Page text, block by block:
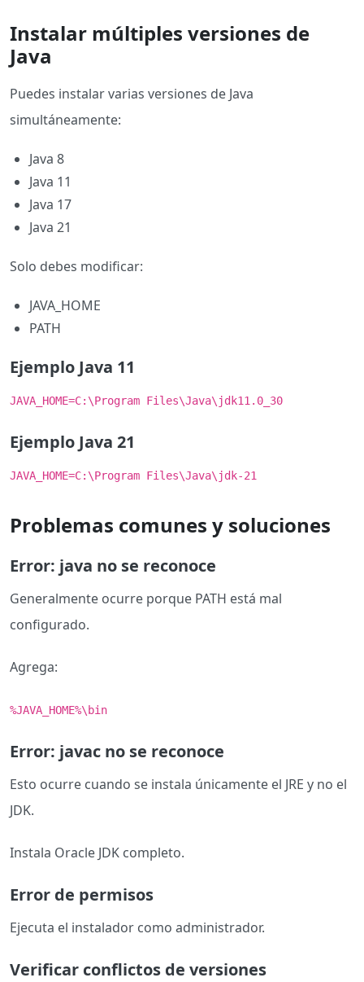
Instalar múltiples versiones de
Java
Puedes instalar varias versiones de Java
simultáneamente:
Java 8
Java 11
Java 17
Java 21
Solo debes modificar:
JAVA_HOME
PATH
Ejemplo Java 11
JAVA_HOME=C:\Program Files\Java\jdk11.0_30
Ejemplo Java 21
JAVA_HOME=C:\Program Files\Java\jdk-21
Problemas comunes y soluciones
Error: java no se reconoce
Generalmente ocurre porque PATH está mal
configurado.
Agrega:
%JAVA_HOME%\bin
Error: javac no se reconoce
Esto ocurre cuando se instala únicamente el JRE y no el
JDK.
Instala Oracle JDK completo.
Error de permisos
Ejecuta el instalador como administrador.
Verificar conflictos de versiones